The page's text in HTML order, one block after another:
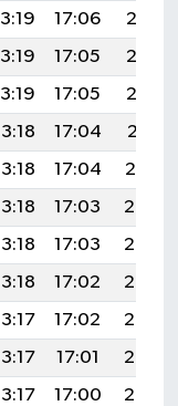
17:06
20:15
17:05
20:13
17:05
20:12
17:04
20:11
17:04
20:10
17:03
20:08
17:03
20:07
17:02
20:06
17:02
20:05
17:01
20:03
17:00
20:02